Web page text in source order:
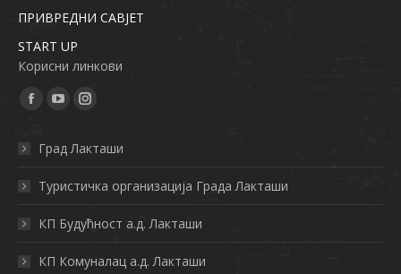
ПРИВРЕДНИ САВЈЕТ
START UP
Кoрисни линкoви
Find us on:
Facebook
opens
in
window
YouTube
opens
window
Instagram
opens
window
Град Лакташи
Туристичка организација Града Лактaши
КП Будућност а.д. Лакташи
КП Комуналац а.д. Лакташи